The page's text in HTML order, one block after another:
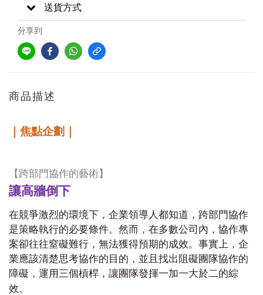
送貨方式
分享到
商品描述
｜焦點企劃｜
【跨部門協作的藝術】
讓高牆倒下
在競爭激烈的環境下，企業領導人都知道，跨部門協作
是策略執行的必要條件。然而，在多數公司內，協作專
案卻往往窒礙難行，無法獲得預期的成效。事實上，企
業應該清楚思考協作的目的，並且找出阻礙團隊協作的
障礙，運用三個槓桿，讓團隊發揮一加一大於二的綜
效。